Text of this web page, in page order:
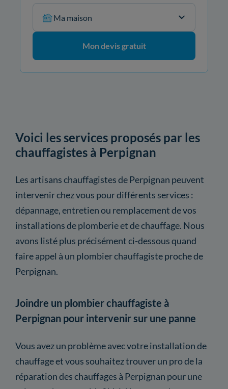
Ma maison
Mon devis gratuit
Voici les services proposés par les
chauffagistes à Perpignan
Les artisans chauffagistes de Perpignan peuvent
intervenir chez vous pour différents services :
dépannage, entretien ou remplacement de vos
installations de plomberie et de chauffage. Nous
avons listé plus précisément ci-dessous quand
faire appel à un plombier chauffagiste proche de
Perpignan.
Joindre un plombier chauffagiste à
Perpignan pour intervenir sur une panne
Vous avez un problème avec votre installation de
chauffage et vous souhaitez trouver un pro de la
réparation des chauffages à Perpignan pour une